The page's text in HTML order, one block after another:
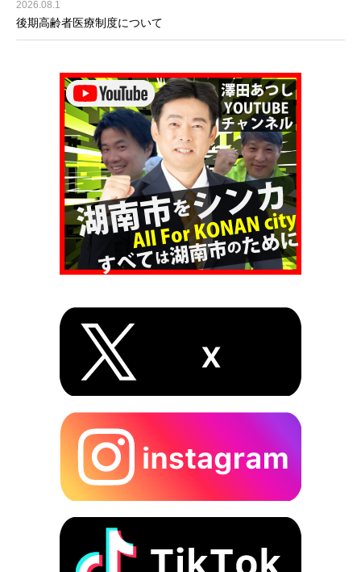
2026.08.1
後期高齢者医療制度について